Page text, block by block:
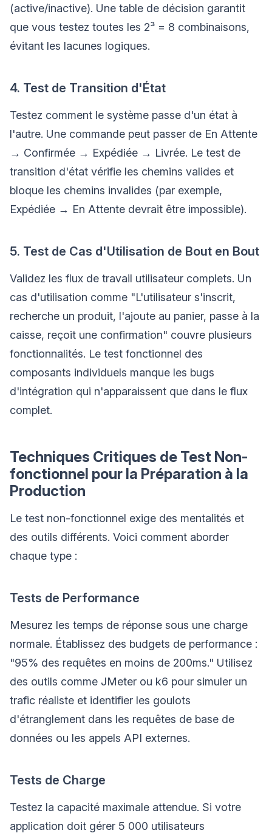
(active/inactive). Une table de décision garantit
que vous testez toutes les 2³ = 8 combinaisons,
évitant les lacunes logiques.
4. Test de Transition d'État
Testez comment le système passe d'un état à
l'autre. Une commande peut passer de En Attente
→ Confirmée → Expédiée → Livrée. Le test de
transition d'état vérifie les chemins valides et
bloque les chemins invalides (par exemple,
Expédiée → En Attente devrait être impossible).
5. Test de Cas d'Utilisation de Bout en Bout
Validez les flux de travail utilisateur complets. Un
cas d'utilisation comme "L'utilisateur s'inscrit,
recherche un produit, l'ajoute au panier, passe à la
caisse, reçoit une confirmation" couvre plusieurs
fonctionnalités. Le test fonctionnel des
composants individuels manque les bugs
d'intégration qui n'apparaissent que dans le flux
complet.
Techniques Critiques de Test Non-
fonctionnel pour la Préparation à la
Production
Le test non-fonctionnel exige des mentalités et
des outils différents. Voici comment aborder
chaque type :
Tests de Performance
Mesurez les temps de réponse sous une charge
normale. Établissez des budgets de performance :
"95% des requêtes en moins de 200ms." Utilisez
des outils comme JMeter ou k6 pour simuler un
trafic réaliste et identifier les goulots
d'étranglement dans les requêtes de base de
données ou les appels API externes.
Tests de Charge
Testez la capacité maximale attendue. Si votre
application doit gérer 5 000 utilisateurs